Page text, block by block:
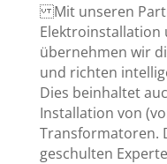
Mit unseren
Elektroinstallation
übernehmen wir
und richten
Dies beinhaltet
Installation von
Transformatoren.
geschulten